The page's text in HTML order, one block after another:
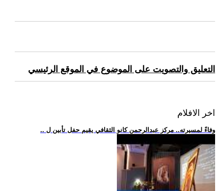
التعليق والتصويت على الموضوع في الموقع الرئيسي
اخر الافلام
.. وفاءً لمسيرته.. مركز عبدالرحمن كانو الثقافي يقيم حفل تأبين ل